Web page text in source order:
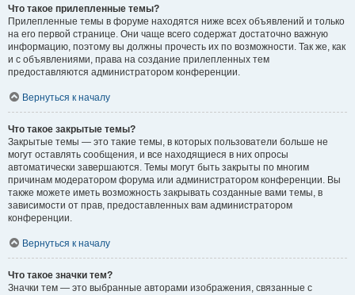
Что такое прилепленные темы?
Прилепленные темы в форуме находятся ниже всех объявлений и только
на его первой странице. Они чаще всего содержат достаточно важную
информацию, поэтому вы должны прочесть их по возможности. Так же, как
и с объявлениями, права на создание прилепленных тем
предоставляются администратором конференции.
Вернуться к началу
Что такое закрытые темы?
Закрытые темы — это такие темы, в которых пользователи больше не
могут оставлять сообщения, и все находящиеся в них опросы
автоматически завершаются. Темы могут быть закрыты по многим
причинам модератором форума или администратором конференции. Вы
также можете иметь возможность закрывать созданные вами темы, в
зависимости от прав, предоставленных вам администратором
конференции.
Вернуться к началу
Что такое значки тем?
Значки тем — это выбранные авторами изображения, связанные с